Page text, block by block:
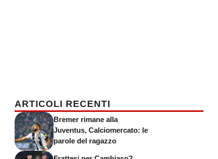
ARTICOLI RECENTI
Bremer rimane alla
Juventus, Calciomercato: le
parole del ragazzo